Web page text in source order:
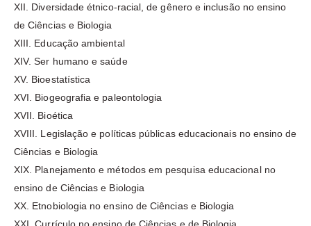
XII. Diversidade étnico-racial, de gênero e inclusão no ensino
de Ciências e Biologia
XIII. Educação ambiental
XIV. Ser humano e saúde
XV. Bioestatística
XVI. Biogeografia e paleontologia
XVII. Bioética
XVIII. Legislação e políticas públicas educacionais no ensino de
Ciências e Biologia
XIX. Planejamento e métodos em pesquisa educacional no
ensino de Ciências e Biologia
XX. Etnobiologia no ensino de Ciências e Biologia
XXI. Currículo no ensino de Ciências e de Biologia.